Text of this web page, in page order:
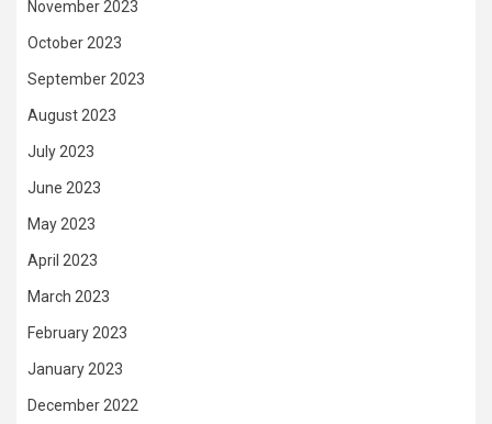
November 2023
October 2023
September 2023
August 2023
July 2023
June 2023
May 2023
April 2023
March 2023
February 2023
January 2023
December 2022